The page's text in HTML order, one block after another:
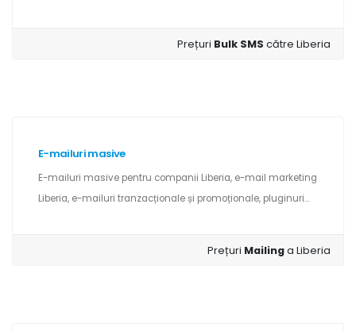
Prețuri Bulk SMScătre Liberia
E-mailuri masive
E-mailuri masive pentru companii Liberia, e-mail marketing
Liberia, e-mailuri tranzacționale și promoționale, pluginuri...
Prețuri Mailinga Liberia